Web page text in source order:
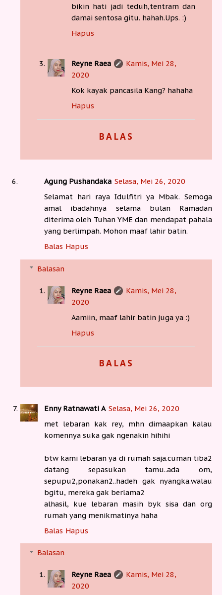
bikin hati jadi teduh,tentram dan
damai sentosa gitu. hahah.Ups. :)
Hapus
Reyne Raea
Kamis, Mei 28,
2020
Kok kayak pancasila Kang? hahaha
Hapus
BALAS
Agung Pushandaka Selasa, Mei 26, 2020
Selamat hari raya Idulfitri ya Mbak. Semoga
amal ibadahnya selama bulan Ramadan
diterima oleh Tuhan YME dan mendapat pahala
yang berlimpah. Mohon maaf lahir batin.
Balas Hapus
Balasan
Reyne Raea
Kamis, Mei 28,
2020
Aamiin, maaf lahir batin juga ya :)
Hapus
BALAS
Enny Ratnawati A Selasa, Mei 26, 2020
met lebaran kak rey, mhn dimaapkan kalau
komennya suka gak ngenakin hihihi
btw kami lebaran ya di rumah saja.cuman tiba2
datang sepasukan tamu..ada om,
sepupu2,ponakan2..hadeh gak nyangka.walau
bgitu, mereka gak berlama2
alhasil, kue lebaran masih byk sisa dan org
rumah yang menikmatinya haha
Balas Hapus
Balasan
Reyne Raea
Kamis, Mei 28,
2020